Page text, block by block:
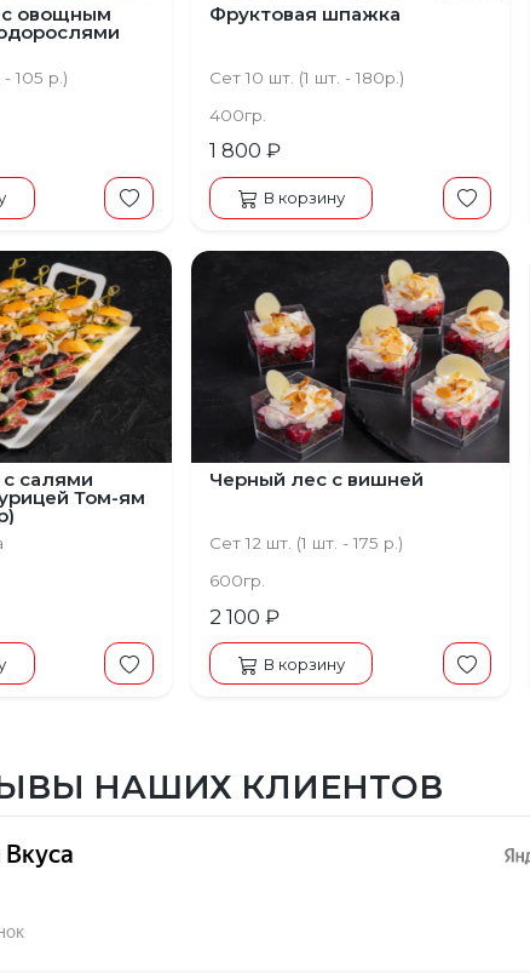
с овощным
105 р.)
Фруктовая шпажка
Сет 10 шт. (1 шт. - 180р.)
400гр.
1 800 ₽
В корзину
салями
Том-ям
Черный лес с вишней
Сет 12 шт. (1 шт. - 175 р.)
600гр.
2 100 ₽
В корзину
НАШИХ КЛИЕНТОВ